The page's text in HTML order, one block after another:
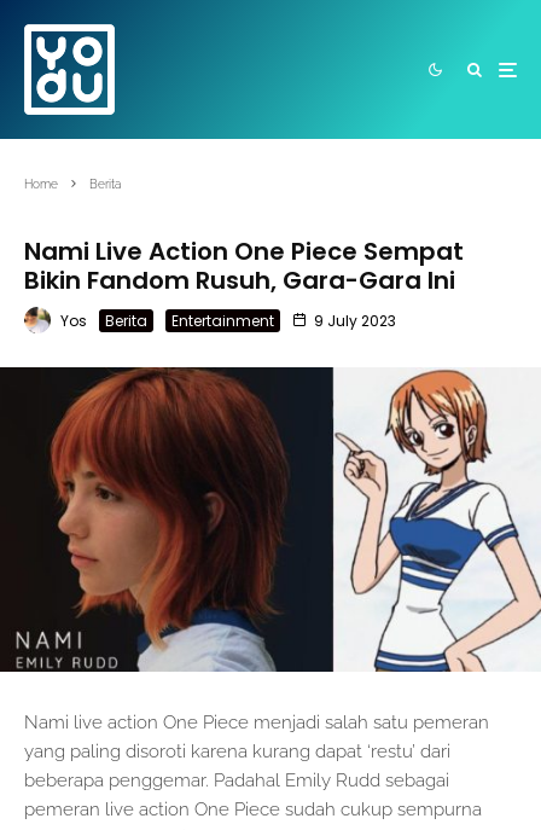
Home Berita
Nami Live Action One Piece Sempat
Bikin Fandom Rusuh, Gara-Gara Ini
Yos Berita Entertainment 9 July 2023
Nami live action One Piece menjadi salah satu pemeran
yang paling disoroti karena kurang dapat ‘restu’ dari
beberapa penggemar. Padahal Emily Rudd sebagai
pemeran live action One Piece sudah cukup sempurna